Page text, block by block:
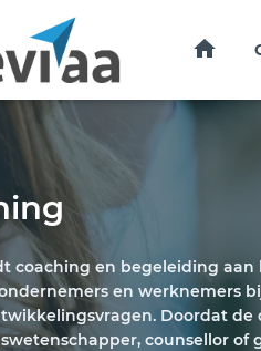
HOME
coaching en begeleiding aan
en werknemers
Doordat de
counsellor of